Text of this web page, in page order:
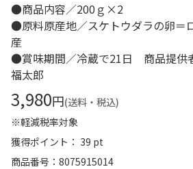
●商品内容／200ｇ×2
●原料原産地／スケトウダラの卵＝
産
●賞味期間／冷蔵で21日 商品提供
福太郎
3,980円(送料・税込)
※軽減税率対象
獲得ポイント： 39 pt
商品番号
8075915014